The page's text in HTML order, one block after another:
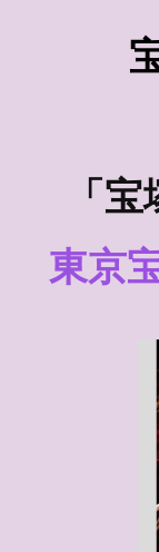
「
東京